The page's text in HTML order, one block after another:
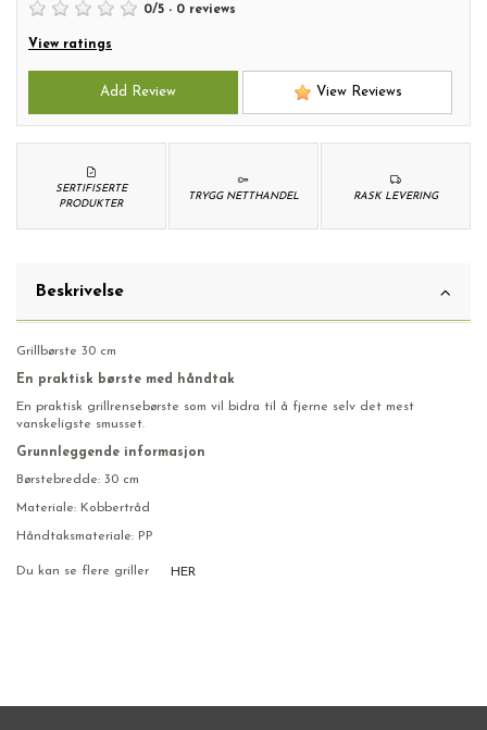
0/5 - 0 reviews
View ratings
Add Review View Reviews
RASK LEVERING
TRYGG NETTHANDEL
SERTIFISERTE
PRODUKTER
Beskrivelse
Grillbørste 30 cm
En praktisk børste med håndtak
En praktisk grillrensebørste som vil bidra til å fjerne selv det mest
vanskeligste smusset.
Grunnleggende informasjon
Børstebredde: 30 cm
Materiale: Kobbertråd
Håndtaksmateriale: PP
Du kan se flere griller HER